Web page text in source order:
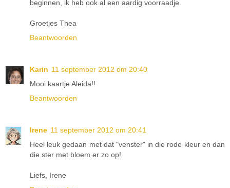
beginnen, ik heb ook al een aardig voorraadje.
Groetjes Thea
Beantwoorden
Karin 11 september 2012 om 20:40
Mooi kaartje Aleida!!
Beantwoorden
Irene 11 september 2012 om 20:41
Heel leuk gedaan met dat "venster" in die rode kleur en dan
die ster met bloem er zo op!
Liefs, Irene